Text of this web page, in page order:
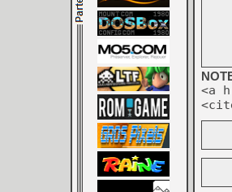
<a